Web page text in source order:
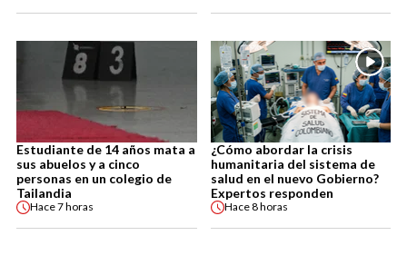
Estudiante de 14 años mata a
sus abuelos y a cinco
personas en un colegio de
Tailandia
Hace7 horas
¿Cómo abordar la crisis
humanitaria del sistema de
salud en el nuevo Gobierno?
Expertos responden
Hace8 horas